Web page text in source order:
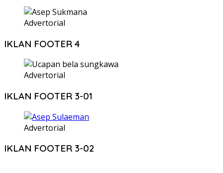
Advertorial
IKLAN FOOTER 4
Advertorial
IKLAN FOOTER 3-01
Advertorial
IKLAN FOOTER 3-02